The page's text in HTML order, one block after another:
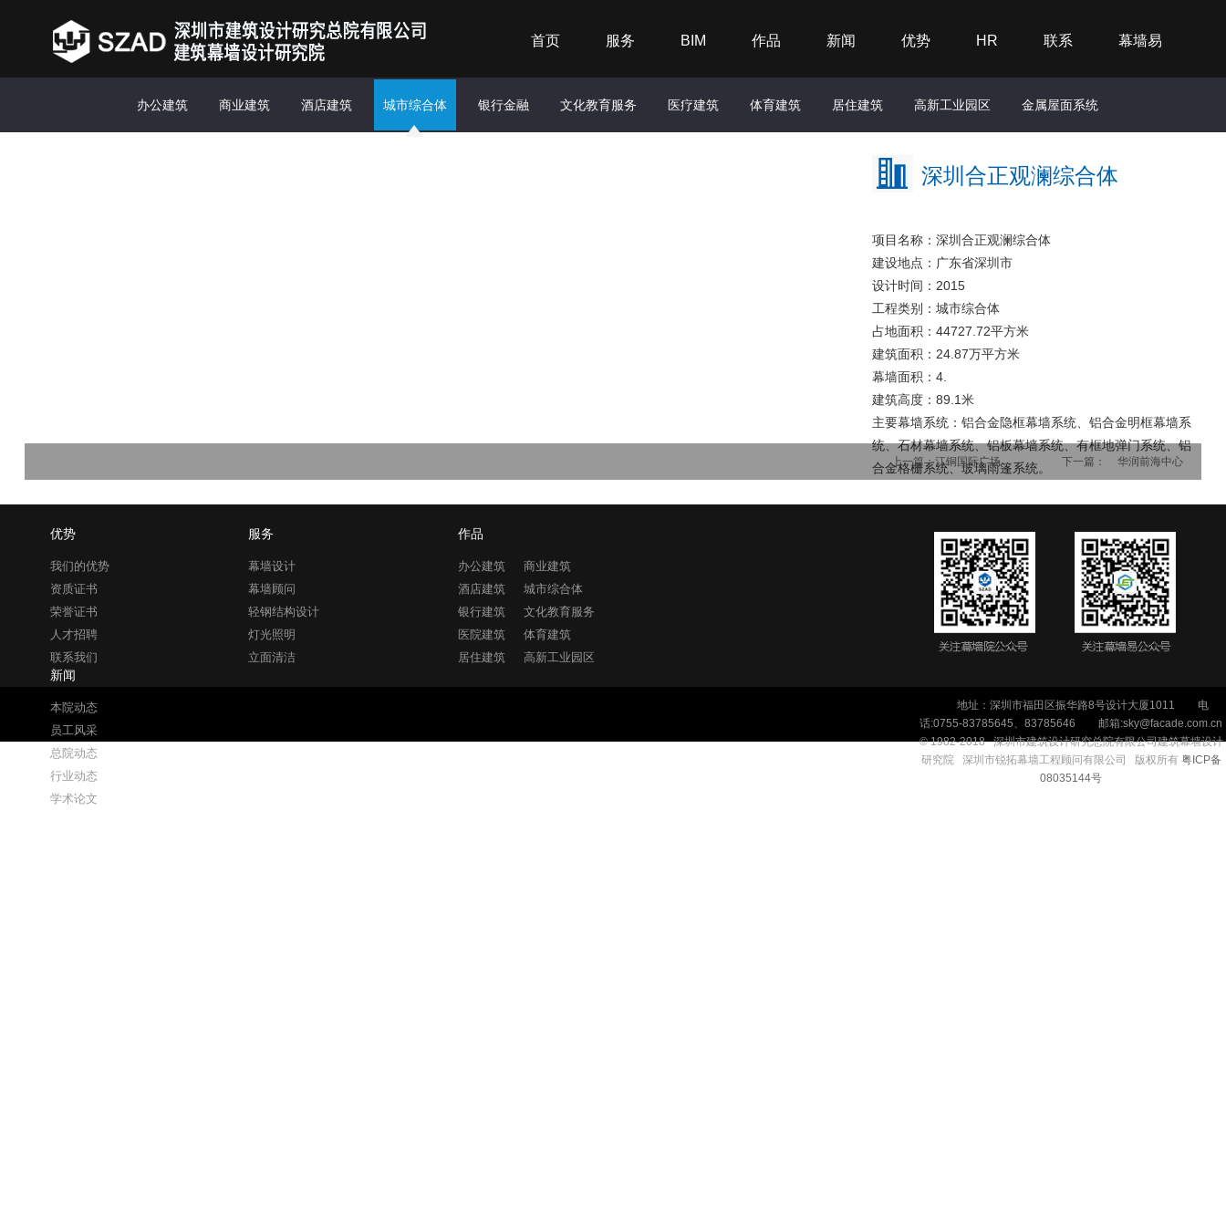
首页 服务 BIM 作品 新闻 优势 HR 联系 幕墙易
办公建筑 商业建筑 酒店建筑 城市综合体 银行金融 文化教育服务 医疗建筑 体育建筑 居住建筑 高新工业园区 金属屋面系统
深圳合正观澜综合体
项目名称：深圳合正观澜综合体
建设地点：广东省深圳市
设计时间：2015
工程类别：城市综合体
占地面积：44727.72平方米
建筑面积：24.87万平方米
幕墙面积：4.
建筑高度：89.1米
主要幕墙系统：铝合金隐框幕墙系统、铝合金明框幕墙系
统、石材幕墙系统、铝板幕墙系统、有框地弹门系统、铝
合金格栅系统、玻璃雨篷系统。
上一篇：江铜国际广场 下一篇： 华润前海中心
优势
我们的优势
资质证书
荣誉证书
人才招聘
联系我们
服务
幕墙设计
幕墙顾问
轻钢结构设计
灯光照明
立面清洁
作品
办公建筑
商业建筑
酒店建筑
城市综合体
银行建筑
文化教育服务
医院建筑
体育建筑
居住建筑
高新工业园区
新闻
本院动态
员工风采
总院动态
行业动态
学术论文
地址：深圳市福田区振华路8号设计大厦1011
电
话:0755-83785645、83785646
邮箱:sky@facade.com.cn
© 1982-2018 深圳市建筑设计研究总院有限公司建筑幕墙设计
研究院 深圳市锐拓幕墙工程顾问有限公司 版权所有 粤ICP备
08035144号